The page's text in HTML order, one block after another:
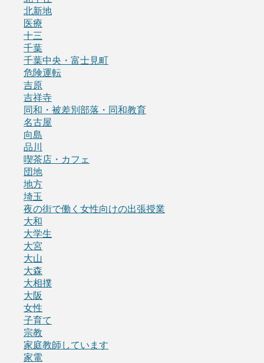
北新地
医療
十三
千葉
千葉中央・富士見町
危険運転
吉原
吉祥寺
同和・被差別部落・同和教育
名古屋
向島
品川
喫茶店・カフェ
団地
地方
埼玉
夜の街で働く女性向けの出張授業
大和
大学生
大宮
大山
大森
大相撲
大阪
女性
子育て
宗教
家庭教師しています
家電